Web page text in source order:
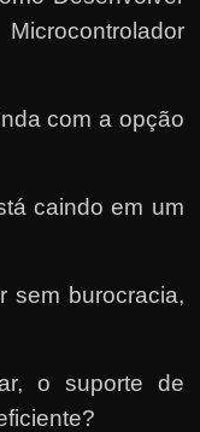
com a opção
caindo em um
sem burocracia,
o suporte de